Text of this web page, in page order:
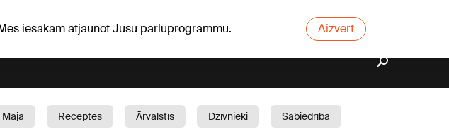
iesakām atjaunot Jūsu pārluprogrammu. Aizvērt
Māja Receptes Ārvalstīs Dzīvnieki
Sabiedrība